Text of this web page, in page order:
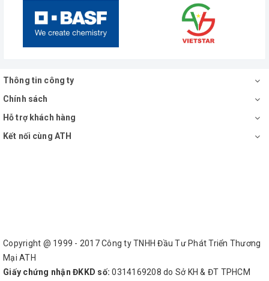
Thông tin công ty
Chính sách
Hỗ trợ khách hàng
Kết nối cùng ATH
Copyright @ 1999 - 2017 Công ty TNHH Đầu Tư Phát Triển Thương
Mại ATH
Giấy chứng nhận ĐKKD số: 0314169208 do Sở KH & ĐT TPHCM